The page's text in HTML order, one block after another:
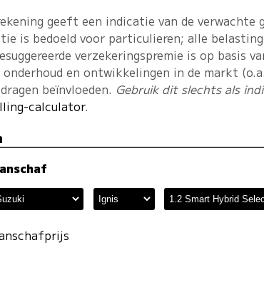
geeft een indicatie van de verwachte
is bedoeld voor particulieren; alle
verzekeringspremie is op basis
en ontwikkelingen in de markt
beïnvloeden. Gebruik dit slechts als
calculator.